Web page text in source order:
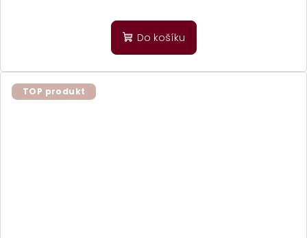
hodnocení
produktu
z
Do košíku
TOP produkt